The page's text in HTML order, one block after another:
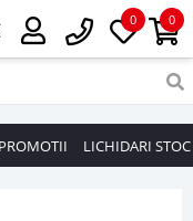
0
0
PROMOTII LICHIDARI STOC